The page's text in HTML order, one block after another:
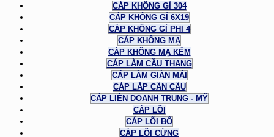
CÁP KHÔNG GỈ 304
CÁP KHÔNG GỈ 6X19
CÁP KHÔNG GỈ PHI 4
CÁP KHÔNG MẠ
CÁP KHÔNG MẠ KẼM
CÁP LÀM CẦU THANG
CÁP LÀM GIÀN MÁI
CÁP LẮP CẦN CẨU
CÁP LIÊN DOANH TRUNG - MỸ
CÁP LÕI
CÁP LÕI BỐ
CÁP LÕI CỨNG